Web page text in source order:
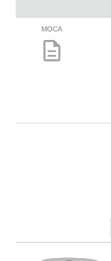
MOCA
description